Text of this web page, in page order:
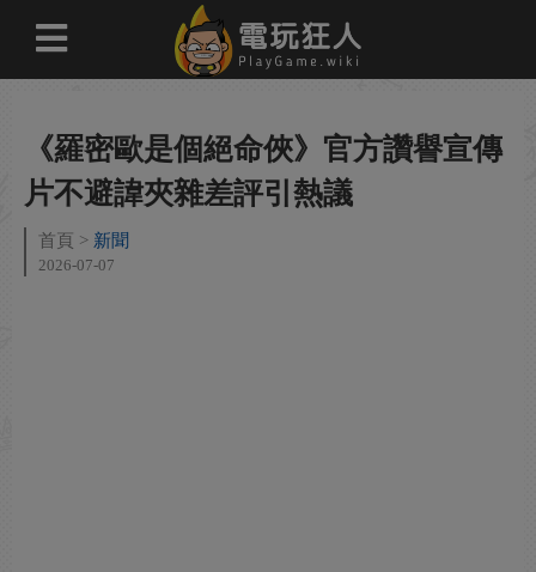
《羅密歐是個絕命俠》官方讚譽宣傳
片不避諱夾雜差評引熱議
首頁 新聞
2026-07-07